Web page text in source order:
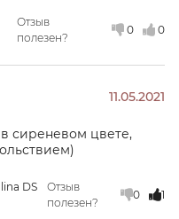
Отзыв
полезен?
0 0
11.05.2021
сиреневом цвете,
DS
Отзыв
полезен?
0 1